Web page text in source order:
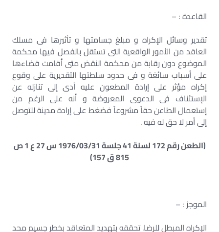
القاعدة : –
تقدير وسائل الإكراه و مبلغ جسامتها و تأثيرها فى مسلك
العاقد من الأمور الواقعية التى تستقل بالفصل فيها محكمة
الموضوع دون رقابة من محكمة النقض متى أقامت قضاءها
على أسباب سائغة و فى حدود سلطتها التقديرية على وقوع
إكراه مؤثر على إرادة المطعون عليه أدى إلى تنازله عن
الإستئناف فى الدعوى المعروضة و أنه على الرغم من
إستعمال الطاعن حقاً مشروعاً فضغط على إرادة مدينة للتوصل
إلى أمر لا حق له فيه .
(الطعن رقم 172 لسنة 41 جلسة 1976/03/31 س 27 ع 1 ص
815 ق 157)
الموجز : –
الإكراه المبطل للرضا. تحققه بتهديد المتعاقد بخطر جسيم محد